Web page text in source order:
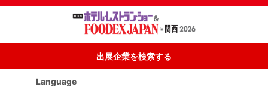
出展企業を検索する
Language